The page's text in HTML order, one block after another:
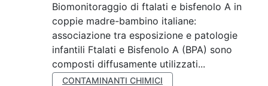
Biomonitoraggio di ftalati e bisfenolo A in
coppie madre-bambino italiane:
associazione tra esposizione e patologie
infantili Ftalati e Bisfenolo A (BPA) sono
composti diffusamente utilizzati...
CONTAMINANTI CHIMICI